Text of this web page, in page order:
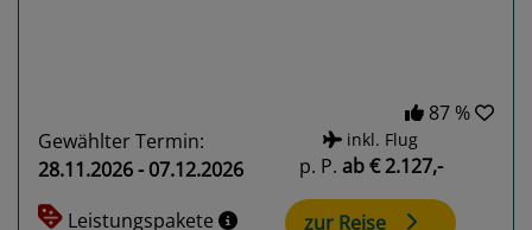
87 %
Gewählter Termin:
28.11.2026 - 07.12.2026
Leistungspakete
inkl. Flug
p. P. ab€ 2.127,-
zur Reise